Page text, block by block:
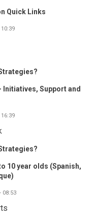
Quick Links
Initiatives, Support and
10 year olds (Spanish,
08:53